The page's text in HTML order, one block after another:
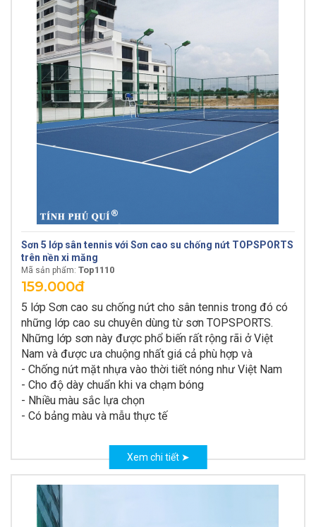
Sơn 5 lớp sân tennis với Sơn cao su chống nứt TOPSPORTS
trên nền xi măng
Mã sản phẩm: Top1110
159.000đ
5 lớp Sơn cao su chống nứt cho sân tennis trong đó có
những lớp cao su chuyên dùng từ sơn TOPSPORTS.
Những lớp sơn này được phổ biến rất rộng rãi ở Việt
Nam và được ưa chuộng nhất giá cả phù hợp và
- Chống nứt mặt nhựa vào thời tiết nóng như Việt Nam
- Cho độ dày chuẩn khi va chạm bóng
- Nhiều màu sắc lựa chọn
- Có bảng màu và mẫu thực tế
Xem chi tiết ➤